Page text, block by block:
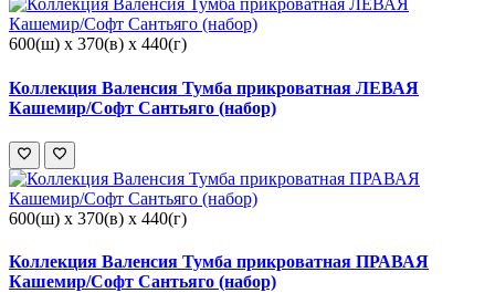
600(ш) x 370(в) x 440(г)
Коллекция Валенсия Тумба прикроватная ЛЕВАЯ
Кашемир/Софт Сантьяго (набор)
600(ш) x 370(в) x 440(г)
Коллекция Валенсия Тумба прикроватная ПРАВАЯ
Кашемир/Софт Сантьяго (набор)